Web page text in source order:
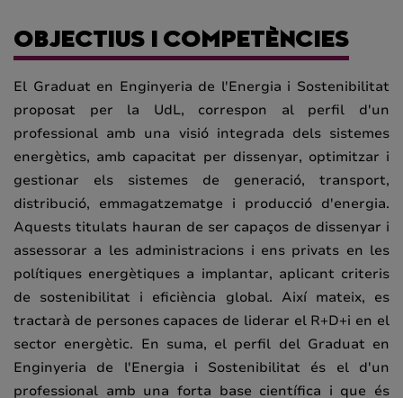
OBJECTIUS I COMPETÈNCIES
El Graduat en Enginyeria de l'Energia i Sostenibilitat
proposat per la UdL, correspon al perfil d'un
professional amb una visió integrada dels sistemes
energètics, amb capacitat per dissenyar, optimitzar i
gestionar els sistemes de generació, transport,
distribució, emmagatzematge i producció d'energia.
Aquests titulats hauran de ser capaços de dissenyar i
assessorar a les administracions i ens privats en les
polítiques energètiques a implantar, aplicant criteris
de sostenibilitat i eficiència global. Així mateix, es
tractarà de persones capaces de liderar el R+D+i en el
sector energètic. En suma, el perfil del Graduat en
Enginyeria de l'Energia i Sostenibilitat és el d'un
professional amb una forta base científica i que és